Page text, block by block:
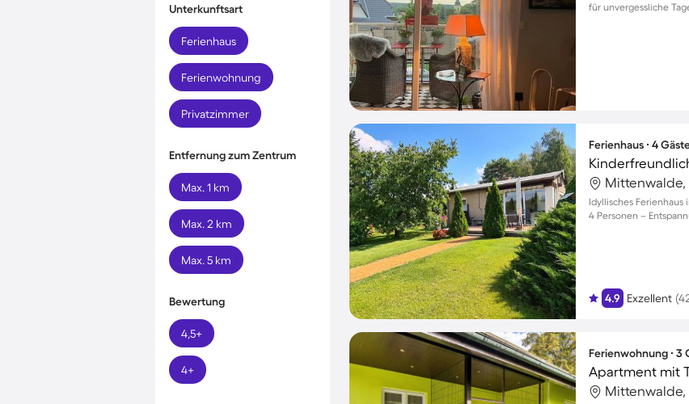
Unterkunftsart
Ferienhaus
Ferienwohnung
Privatzimmer
Entfernung zum Zentrum
Max. 1 km
Max. 2 km
Max. 5 km
Bewertung
4,5+
4+
für unvergessliche
Ferienhaus ∙ 4
Mittenwalde,
Idyllisches
4 Personen –
4.9 Exzellent
Ferienwohnung ∙ 3
Apartment mit
Mittenwalde,